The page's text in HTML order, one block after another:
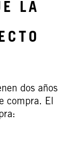
LA
dos años
compra. El